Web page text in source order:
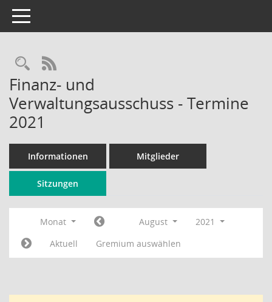
Toggle navigation
Rechercheauswahl
RSS-Feed
Finanz- und
Verwaltungsausschuss - Termine
2021
Informationen Mitglieder
Sitzungen
Monat August
2021
Aktuell
Gremium auswählen